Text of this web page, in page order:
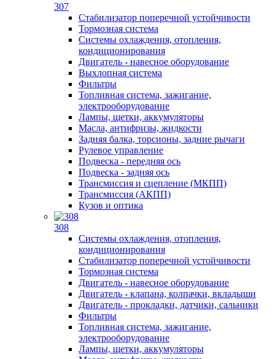
307
Стабилизатор поперечной устойчивости
Тормозная система
Системы охлаждения, отопления,
кондиционирования
Двигатель - навесное оборудование
Выхлопная система
Фильтры
Топливная система, зажигание,
электрооборудование
Лампы, щетки, аккумуляторы
Масла, антифризы, жидкости
Задняя балка, торсионы, задние рычаги
Рулевое управление
Подвеска - передняя ось
Подвеска - задняя ось
Трансмиссия и сцепление (МКПП)
Трансмиссия (АКПП)
Кузов и оптика
308
Системы охлаждения, отопления,
кондиционирования
Стабилизатор поперечной устойчивости
Тормозная система
Двигатель - навесное оборудование
Двигатель - клапана, колпачки, вкладыши
Двигатель - прокладки, датчики, сальники
Фильтры
Топливная система, зажигание,
электрооборудование
Лампы, щетки, аккумуляторы